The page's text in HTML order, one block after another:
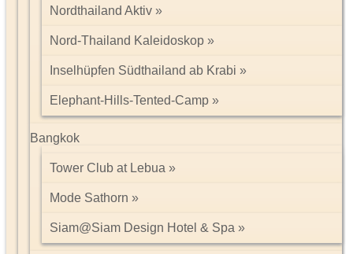
Nordthailand Aktiv
Nord-Thailand Kaleidoskop
Inselhüpfen Südthailand ab Krabi
Elephant-Hills-Tented-Camp
Bangkok
Tower Club at Lebua
Mode Sathorn
Siam@Siam Design Hotel & Spa